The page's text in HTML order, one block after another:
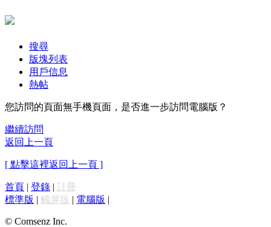
搜尋
版塊列表
用戶信息
熱帖
您訪問的頁面無手機頁面，是否進一步訪問電腦版？
繼續訪問
返回上一頁
[ 點擊這裡返回上一頁 ]
首頁 | 登錄 | 註冊
標準版 | 觸屏版 | 電腦版 |
© Comsenz Inc.